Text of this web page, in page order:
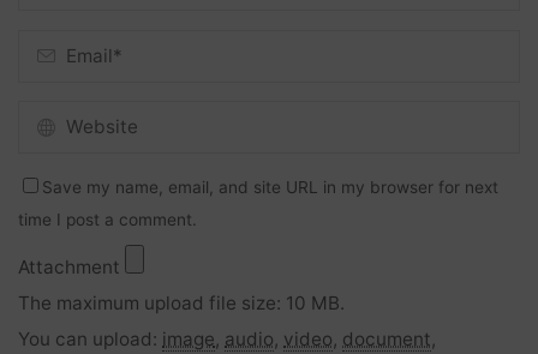
Save my name, email, and site URL in my browser for next
time I post a comment.
Attachment
The maximum upload file size: 10 MB.
You can upload: image, audio, video, document,